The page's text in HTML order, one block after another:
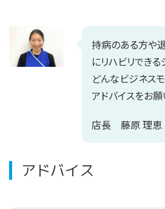
持病のある方や
にリハビリできる
どんなビジネス
アドバイスをお願
店長 藤原 理恵
アドバイス